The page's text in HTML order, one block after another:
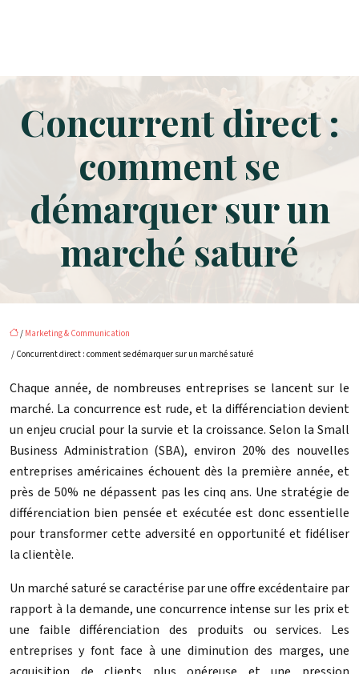
Concurrent direct :
comment se
démarquer sur un
marché saturé
/ Marketing & Communication
/ Concurrent direct : comment se démarquer sur un marché saturé
Chaque année, de nombreuses entreprises se lancent sur le
marché. La concurrence est rude, et la différenciation devient
un enjeu crucial pour la survie et la croissance. Selon la Small
Business Administration (SBA), environ 20% des nouvelles
entreprises américaines échouent dès la première année, et
près de 50% ne dépassent pas les cinq ans. Une stratégie de
différenciation bien pensée et exécutée est donc essentielle
pour transformer cette adversité en opportunité et fidéliser
la clientèle.
Un marché saturé se caractérise par une offre excédentaire par
rapport à la demande, une concurrence intense sur les prix et
une faible différenciation des produits ou services. Les
entreprises y font face à une diminution des marges, une